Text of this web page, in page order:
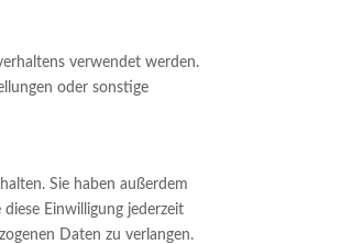
verwendet werden.
oder sonstige
Sie haben außerdem
Einwilligung jederzeit
Daten zu verlangen.